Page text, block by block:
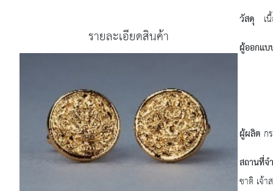
รายละเอียดสินค้า
วัสดุ เ
ผู้ออกแ
ผู้ผลิต ก
สถานที่จ
ชาติ เจ้า